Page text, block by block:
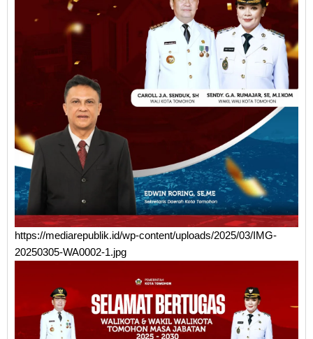
https://mediarepublik.id/wp-content/uploads/2025/03/IMG-
20250305-WA0002-1.jpg